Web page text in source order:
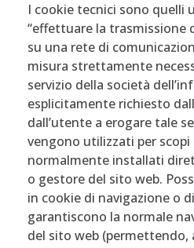
I cookie tecnici sono quelli
“effettuare la trasmissione
su una rete di
misura strettamente
servizio della società
esplicitamente richiesto
dall’utente a erogare tale
vengono utilizzati per
normalmente installati
o gestore del sito web.
in cookie di navigazione o
garantiscono la normale
del sito web (permettendo,